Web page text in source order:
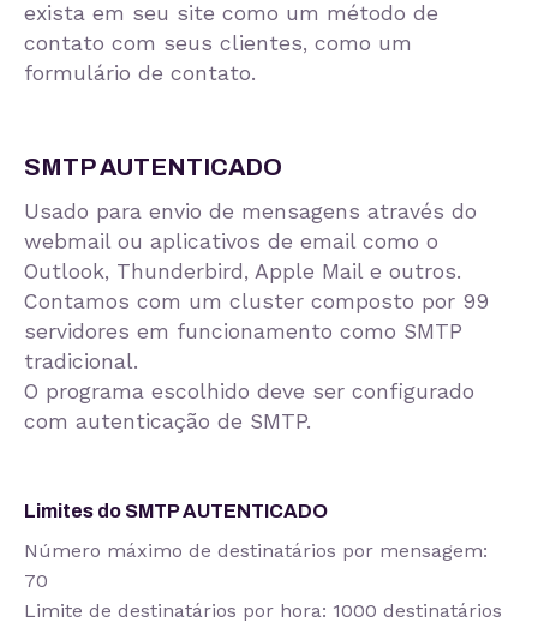
exista em seu site como um método de
contato com seus clientes, como um
formulário de contato.
SMTP AUTENTICADO
Usado para envio de mensagens através do
webmail ou aplicativos de email como o
Outlook, Thunderbird, Apple Mail e outros.
Contamos com um cluster composto por 99
servidores em funcionamento como SMTP
tradicional.
O programa escolhido deve ser configurado
com autenticação de SMTP.
Limites do SMTP AUTENTICADO
Número máximo de destinatários por mensagem:
70
Limite de destinatários por hora: 1000 destinatários